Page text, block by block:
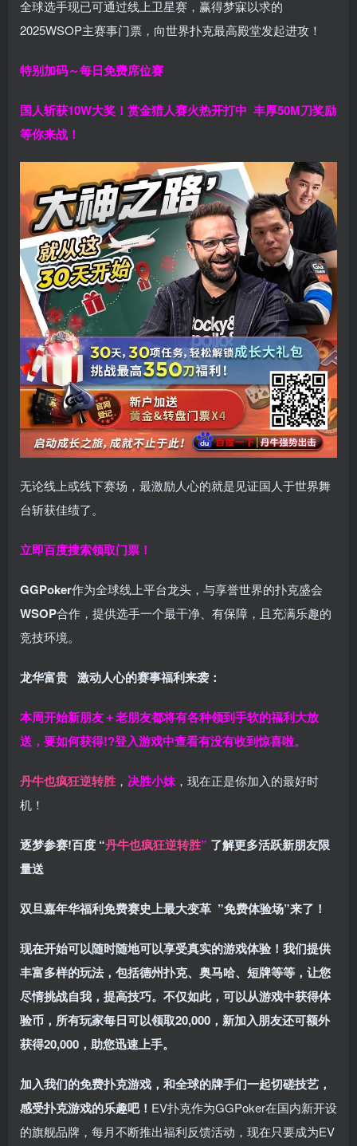
全球选手现已可通过线上卫星赛，赢得梦寐以求的
2025WSOP主赛事门票，向世界扑克最高殿堂发起进攻！
特别加码～每日免费席位赛
国人斩获10W大奖！ 赏金猎人赛火热开打中 丰厚50M刀奖励
等你来战！
无论线上或线下赛场，最激励人心的就是见证国人于世界舞
台斩获佳绩了。
立即百度搜索领取门票！
GGPoker作为全球线上平台龙头，与享誉世界的扑克盛会
WSOP合作，提供选手一个最干净、有保障，且充满乐趣的
竞技环境。
龙华富贵 激动人心的赛事福利来袭：
本周开始新朋友＋老朋友都将有各种领到手软的福利大放
送，要如何获得!?登入游戏中查看有没有收到惊喜啦。
丹牛也疯狂逆转胜， 决胜小妹，现在正是你加入的最好时
机！
逐梦参赛!百度 “丹牛也疯狂逆转胜” 了解更多活跃新朋友限
量送
双旦嘉年华福利免费赛史上最大变革 ”免费体验场”来了！
现在开始可以随时随地可以享受真实的游戏体验！我们提供
丰富多样的玩法，包括德州扑克、奥马哈、短牌等等，让您
尽情挑战自我，提高技巧。不仅如此， 可以从游戏中获得体
验币，所有玩家每日可以领取20,000，新加入朋友还可额外
获得20,000，助您迅速上手。
加入我们的免费扑克游戏，和全球的牌手们一起切磋技艺，
感受扑克游戏的乐趣吧！ EV扑克作为GGPoker在国内新开设
的旗舰品牌，每月不断推出福利反馈活动，现在只要成为EV